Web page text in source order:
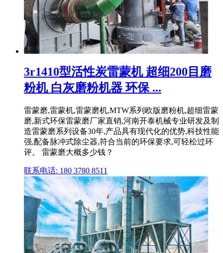
3r1410型活性炭雷蒙机 超细200目磨
粉机 白灰磨粉机器 环保 ...
雷蒙磨,雷蒙机,雷蒙磨机,MTW系列欧版磨粉机,超细雷蒙
磨,新式环保雷蒙磨厂家直销,河南开泰机械专业研发及制
造雷蒙磨系列设备30年,产品具有现代化的优势,科技性能
强,配备脉冲式除尘器,符合当前的环保要求,可轻松过环
评。 雷蒙磨大概多少钱？
联系电话: 180 3780 8511